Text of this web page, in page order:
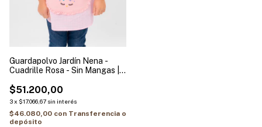
Guardapolvo Jardín Nena -
Cuadrille Rosa - Sin Mangas |
$51.200,00
3x $17.066,67 sin interés
$46.080,00 con Transferencia o
depósito